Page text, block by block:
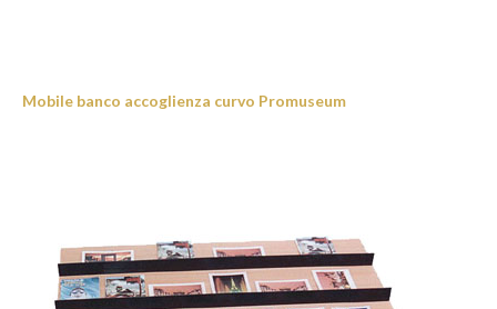
Mobile banco accoglienza curvo Promuseum